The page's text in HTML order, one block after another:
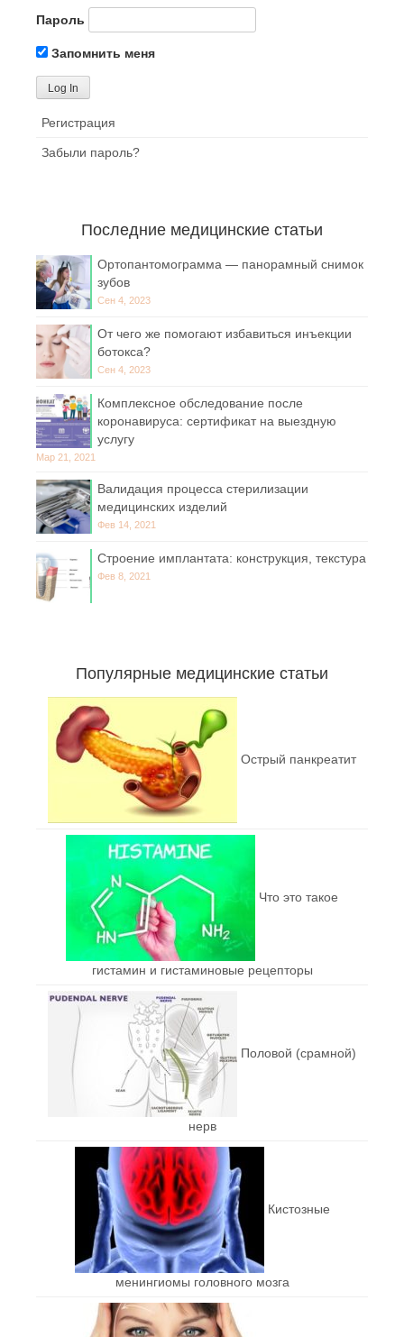
Пароль
Запомнить меня
Регистрация
Забыли пароль?
Последние медицинские статьи
Ортопантомограмма — панорамный снимок
зубов
Сен 4, 2023
От чего же помогают избавиться инъекции
ботокса?
Сен 4, 2023
Комплексное обследование после
коронавируса: сертификат на выездную
услугу
Мар 21, 2021
Валидация процесса стерилизации
медицинских изделий
Фев 14, 2021
Строение имплантата: конструкция, текстура
Фев 8, 2021
Популярные медицинские статьи
Острый панкреатит
Что это такое
гистамин и гистаминовые рецепторы
Половой (срамной)
нерв
Кистозные
менингиомы головного мозга